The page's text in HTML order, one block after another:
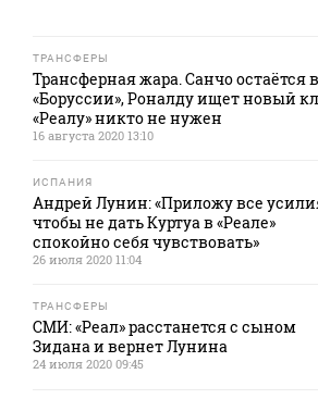
ТРАНСФЕРЫ
Трансферная жара. Санчо остаётся в
«Боруссии», Роналду ищет новый
«Реалу» никто не нужен
16 августа 2020 13:10
ИСПАНИЯ
Андрей Лунин: «Приложу все
чтобы не дать Куртуа в «Реале»
спокойно себя чувствовать»
26 июля 2020 11:04
ТРАНСФЕРЫ
СМИ: «Реал» расстанется с сыном
Зидана и вернет Лунина
24 июля 2020 09:45